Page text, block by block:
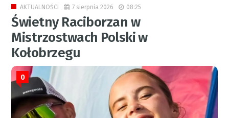
AKTUALNOŚCI 7 sierpnia 2026 08:25
Świetny Raciborzan w
Mistrzostwach Polski w
Kołobrzegu
0